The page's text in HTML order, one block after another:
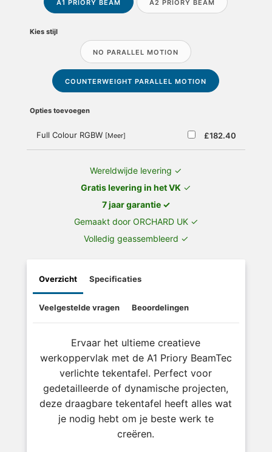
A1 PRIORY BEAM A2 PRIORY BEAM
Kies stijl
NO PARALLEL MOTION
COUNTERWEIGHT PARALLEL MOTION
Opties toevoegen
£182.40
Full Colour RGBW [Meer]
Wereldwijde levering ✓
Gratis levering in het VK ✓
7 jaar garantie ✓
Gemaakt door ORCHARD UK ✓
Volledig geassembleerd ✓
Overzicht Specificaties
Veelgestelde vragen Beoordelingen
Ervaar het ultieme creatieve
werkoppervlak met de A1 Priory BeamTec
verlichte tekentafel. Perfect voor
gedetailleerde of dynamische projecten,
deze draagbare tekentafel heeft alles wat
je nodig hebt om je beste werk te
creëren.